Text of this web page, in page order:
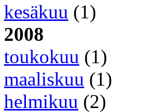
kesäkuu (1)
2008
toukokuu (1)
maaliskuu (1)
helmikuu (2)